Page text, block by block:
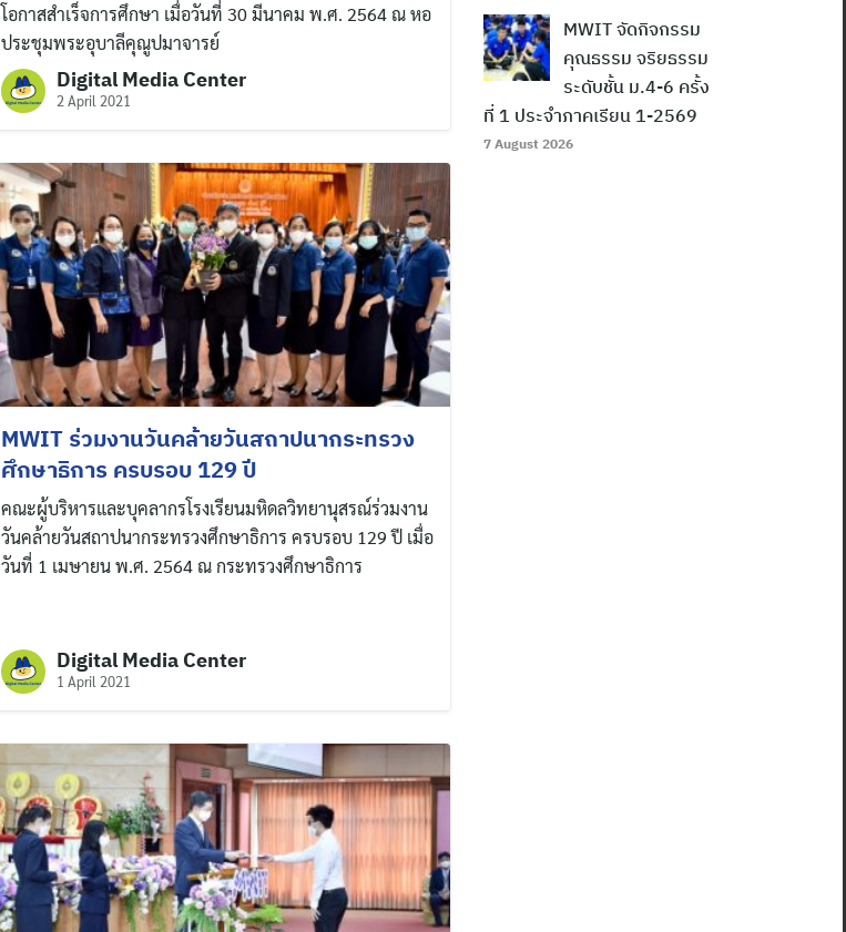
โอกาสสำเร็จการศึกษา เมื่อวันที่ 30 มีนาคม พ.ศ. 2564 ณ หอ
ประชุมพระอุบาลีคุณูปมาจารย์
Digital Media Center
2 April 2021
MWIT ร่วมงานวันคล้ายวันสถาปนากระทรวง
ศึกษาธิการ ครบรอบ 129 ปี
คณะผู้บริหารและบุคลากรโรงเรียนมหิดลวิทยานุสรณ์ร่วมงาน
วันคล้ายวันสถาปนากระทรวงศึกษาธิการ ครบรอบ 129 ปี เมื่อ
วันที่ 1 เมษายน พ.ศ. 2564 ณ กระทรวงศึกษาธิการ
Digital Media Center
1 April 2021
MWIT จัดกิจกรรม
คุณธรรม จริยธรรม
ระดับชั้น ม.4-6 ครั้ง
ที่ 1 ประจำภาคเรียน 1-2569
7 August 2026